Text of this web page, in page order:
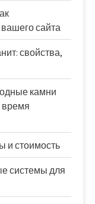
сайта
свойства,
камни
время
и стоимость
системы для